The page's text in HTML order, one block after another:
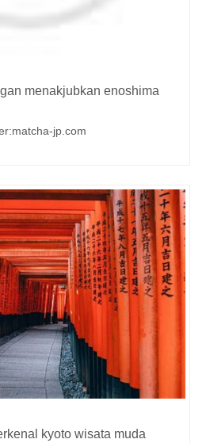
menakjubkan enoshima
jp.com
kyoto wisata muda